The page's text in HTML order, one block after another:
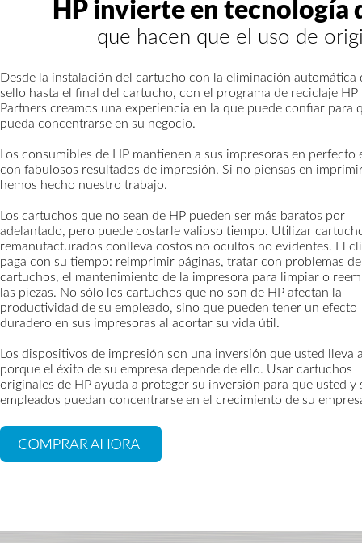
HP invierte en tecnología
que hacen que el uso de
Desde la instalación del cartucho con la eliminación automática
sello hasta el final del cartucho, con el programa de reciclaje HP
Partners creamos una experiencia en la que puede confiar para
pueda concentrarse en su negocio.
Los consumibles de HP mantienen a sus impresoras en perfecto
con fabulosos resultados de impresión. Si no piensas en
hemos hecho nuestro trabajo.
Los cartuchos que no sean de HP pueden ser más baratos por
adelantado, pero puede costarle valioso tiempo. Utilizar
remanufacturados conlleva costos no ocultos no evidentes. El
paga con su tiempo: reimprimir páginas, tratar con problemas de
cartuchos, el mantenimiento de la impresora para limpiar o
las piezas. No sólo los cartuchos que no son de HP afectan la
productividad de su empleado, sino que pueden tener un efecto
duradero en sus impresoras al acortar su vida útil.
Los dispositivos de impresión son una inversión que usted lleva
porque el éxito de su empresa depende de ello. Usar cartuchos
originales de HP ayuda a proteger su inversión para que usted y
empleados puedan concentrarse en el crecimiento de su